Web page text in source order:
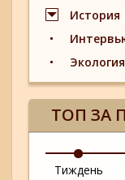
История
Экология
ТОП ЗА
Тиждень